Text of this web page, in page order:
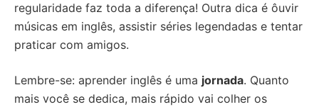
regularidade faz toda a diferença! Outra dica é ôuvir
músicas em inglês, assistir séries legendadas e tentar
praticar com amigos.
Lembre-se: aprender inglês é uma jornada. Quanto
mais você se dedica, mais rápido vai colher os